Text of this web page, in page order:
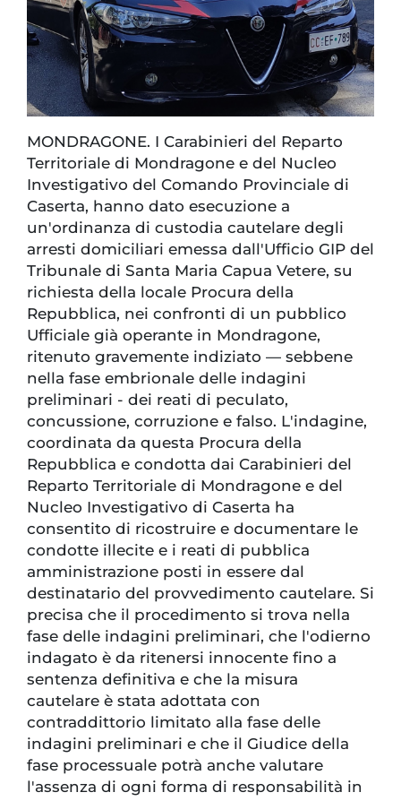
MONDRAGONE. I Carabinieri del Reparto
Territoriale di Mondragone e del Nucleo
Investigativo del Comando Provinciale di
Caserta, hanno dato esecuzione a
un'ordinanza di custodia cautelare degli
arresti domiciliari emessa dall'Ufficio GIP del
Tribunale di Santa Maria Capua Vetere, su
richiesta della locale Procura della
Repubblica, nei confronti di un pubblico
Ufficiale già operante in Mondragone,
ritenuto gravemente indiziato — sebbene
nella fase embrionale delle indagini
preliminari - dei reati di peculato,
concussione, corruzione e falso. L'indagine,
coordinata da questa Procura della
Repubblica e condotta dai Carabinieri del
Reparto Territoriale di Mondragone e del
Nucleo Investigativo di Caserta ha
consentito di ricostruire e documentare le
condotte illecite e i reati di pubblica
amministrazione posti in essere dal
destinatario del provvedimento cautelare. Si
precisa che il procedimento si trova nella
fase delle indagini preliminari, che l'odierno
indagato è da ritenersi innocente fino a
sentenza definitiva e che la misura
cautelare è stata adottata con
contraddittorio limitato alla fase delle
indagini preliminari e che il Giudice della
fase processuale potrà anche valutare
l'assenza di ogni forma di responsabilità in